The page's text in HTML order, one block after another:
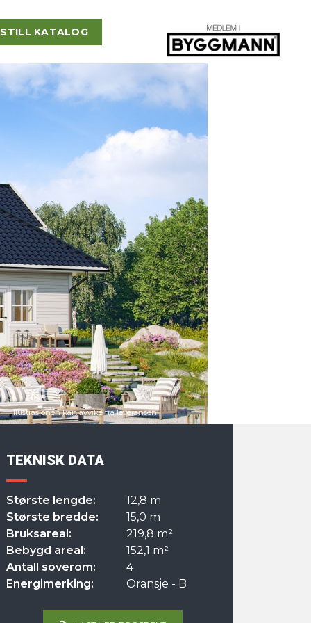
KATALOG
TEKNISK DATA
Største lengde:
12,8 m
Største bredde:
15,0 m
Bruksareal:
219,8 m²
Bebygd areal:
152,1 m²
Antall soverom:
4
Energimerking:
Oransje - B